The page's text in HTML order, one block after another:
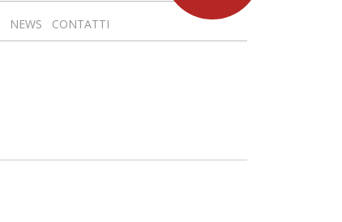
NEWS CONTATTI